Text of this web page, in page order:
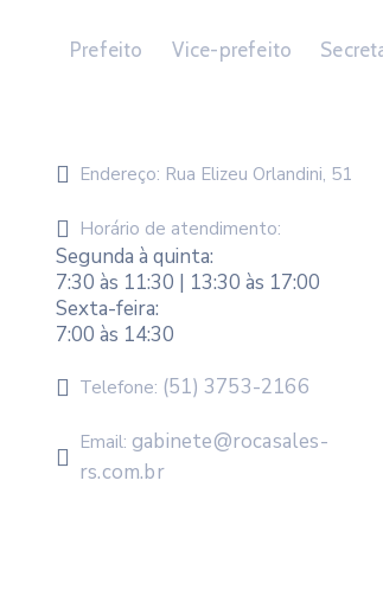
Prefeito Vice-prefeito
Endereço: Rua Elizeu Orlandini, 51
Horário de atendimento:
Segunda à quinta:
7:30 às 11:30 | 13:30 às 17:00
Sexta-feira:
7:00 às 14:30
Telefone: (51) 3753-2166
Email: gabinete@rocasales-
rs.com.br